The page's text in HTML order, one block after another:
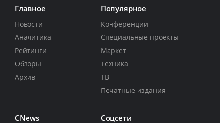
Главное
Новости
Аналитика
Рейтинги
Обзоры
Архив
Популярное
Конференции
Специальные проекты
Маркет
Техника
ТВ
Печатные издания
CNews Соцсети